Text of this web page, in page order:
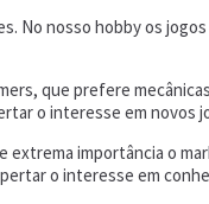
No nosso hobby os
que prefere
o interesse em novos
extrema importância o
o interesse em